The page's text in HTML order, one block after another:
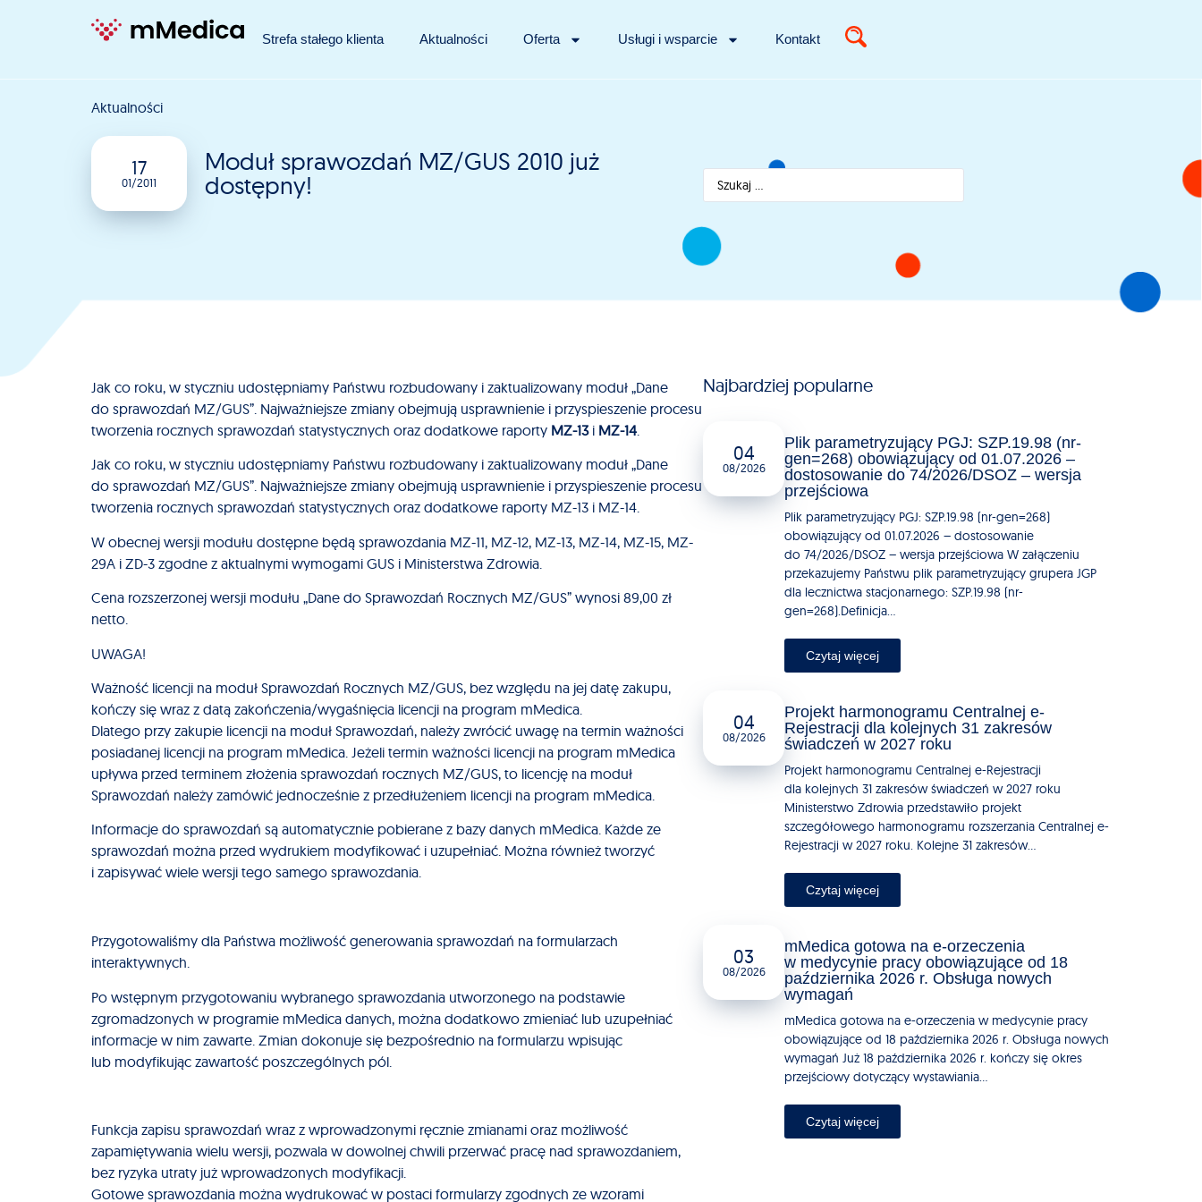
Strefa stałego klienta Aktualności Oferta Usługi i wsparcie Kontakt
Aktualności
17
01/2011
Moduł sprawozdań MZ/GUS 2010 już
dostępny!
Jak co roku, w styczniu udostępniamy Państwu rozbudowany i zaktualizowany moduł „Dane
do sprawozdań MZ/GUS”. Najważniejsze zmiany obejmują usprawnienie i przyspieszenie procesu
tworzenia rocznych sprawozdań statystycznych oraz dodatkowe raporty MZ-13i MZ-14.
Jak co roku, w styczniu udostępniamy Państwu rozbudowany i zaktualizowany moduł „Dane
do sprawozdań MZ/GUS”. Najważniejsze zmiany obejmują usprawnienie i przyspieszenie procesu
tworzenia rocznych sprawozdań statystycznych oraz dodatkowe raporty MZ-13 i MZ-14.
W obecnej wersji modułu dostępne będą sprawozdania MZ-11, MZ-12, MZ-13, MZ-14, MZ-15, MZ-
29A i ZD-3 zgodne z aktualnymi wymogami GUS i Ministerstwa Zdrowia.
Cena rozszerzonej wersji modułu „Dane do Sprawozdań Rocznych MZ/GUS” wynosi 89,00 zł
netto.
UWAGA!
Ważność licencji na moduł Sprawozdań Rocznych MZ/GUS, bez względu na jej datę zakupu,
kończy się wraz z datą zakończenia/wygaśnięcia licencji na program mMedica.
Dlatego przy zakupie licencji na moduł Sprawozdań, należy zwrócić uwagę na termin ważności
posiadanej licencji na program mMedica. Jeżeli termin ważności licencji na program mMedica
upływa przed terminem złożenia sprawozdań rocznych MZ/GUS, to licencję na moduł
Sprawozdań należy zamówić jednocześnie z przedłużeniem licencji na program mMedica.
Informacje do sprawozdań są automatycznie pobierane z bazy danych mMedica. Każde ze
sprawozdań można przed wydrukiem modyfikować i uzupełniać. Można również tworzyć
i zapisywać wiele wersji tego samego sprawozdania.
Przygotowaliśmy dla Państwa możliwość generowania sprawozdań na formularzach
interaktywnych.
Po wstępnym przygotowaniu wybranego sprawozdania utworzonego na podstawie
zgromadzonych w programie mMedica danych, można dodatkowo zmieniać lub uzupełniać
informacje w nim zawarte. Zmian dokonuje się bezpośrednio na formularzu wpisując
lub modyfikując zawartość poszczególnych pól.
Funkcja zapisu sprawozdań wraz z wprowadzonymi ręcznie zmianami oraz możliwość
zapamiętywania wielu wersji, pozwala w dowolnej chwili przerwać pracę nad sprawozdaniem,
bez ryzyka utraty już wprowadzonych modyfikacji.
Gotowe sprawozdania można wydrukować w postaci formularzy zgodnych ze wzorami
Najbardziej popularne
04
08/2026
Plik parametryzujący PGJ: SZP.19.98 (nr-
gen=268) obowiązujący od 01.07.2026 –
dostosowanie do 74/2026/DSOZ – wersja
przejściowa
Plik parametryzujący PGJ: SZP.19.98 (nr-gen=268)
obowiązujący od 01.07.2026 – dostosowanie
do 74/2026/DSOZ – wersja przejściowa W załączeniu
przekazujemy Państwu plik parametryzujący grupera JGP
dla lecznictwa stacjonarnego: SZP.19.98 (nr-
gen=268).Definicja...
Czytaj więcej
04
08/2026
Projekt harmonogramu Centralnej e-
Rejestracji dla kolejnych 31 zakresów
świadczeń w 2027 roku
Projekt harmonogramu Centralnej e-Rejestracji
dla kolejnych 31 zakresów świadczeń w 2027 roku
Ministerstwo Zdrowia przedstawiło projekt
szczegółowego harmonogramu rozszerzania Centralnej e-
Rejestracji w 2027 roku. Kolejne 31 zakresów...
Czytaj więcej
03
08/2026
mMedica gotowa na e-orzeczenia
w medycynie pracy obowiązujące od 18
października 2026 r. Obsługa nowych
wymagań
mMedica gotowa na e-orzeczenia w medycynie pracy
obowiązujące od 18 października 2026 r. Obsługa nowych
wymagań Już 18 października 2026 r. kończy się okres
przejściowy dotyczący wystawiania...
Czytaj więcej